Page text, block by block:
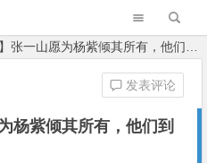
一山愿为杨紫倾其所有，他们到底什么关系？
杨紫倾其所有，他们到
发表评论